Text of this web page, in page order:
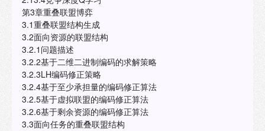
第3章重叠联盟博弈
3.1重叠联盟结构生成
3.2面向资源的联盟结构
3.2.1问题描述
3.2.2基于二维二进制编码的求解策略
3.2.3LH编码修正策略
3.2.4基于至少承担量的编码修正算法
3.2.5基于虚拟联盟的编码修正算法
3.2.6基于剩余资源的编码修正算法
3.3面向任务的重叠联盟结构